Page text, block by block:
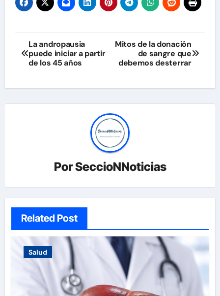
Navegación
de
La andropausia
puede iniciar a partir
de los 45 años
Mitos de la donación
de sangre que
debemos desterrar
PorSeccioNNoticias
Related Post
Salud